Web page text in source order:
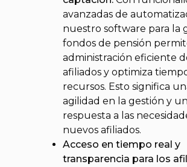
avanzadas de
nuestro software para la
fondos de pensión
administración eficiente
afiliados y optimiza
recursos. Esto significa
agilidad en la gestión y
respuesta a las
nuevos afiliados.
Acceso en tiempo real y
transparencia para los